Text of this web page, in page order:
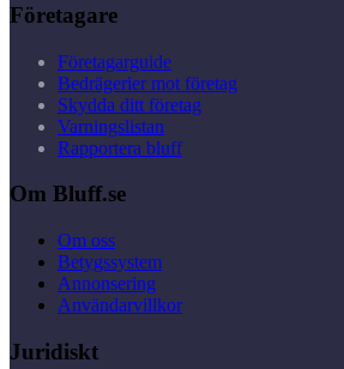
Företagare
Företagarguide
Bedrägerier mot företag
Skydda ditt företag
Varningslistan
Rapportera bluff
Om Bluff.se
Om oss
Betygssystem
Annonsering
Användarvillkor
Juridiskt